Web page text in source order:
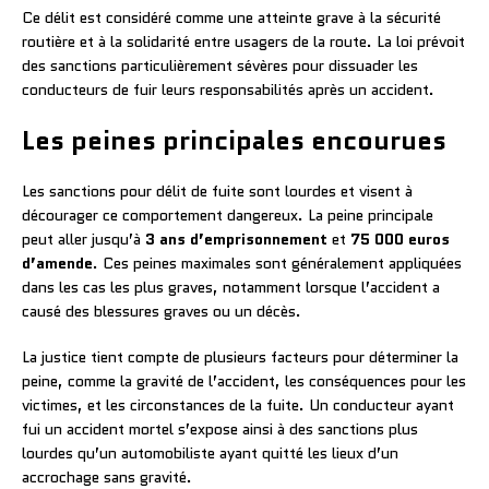
Ce délit est considéré comme une atteinte grave à la sécurité
routière et à la solidarité entre usagers de la route. La loi prévoit
des sanctions particulièrement sévères pour dissuader les
conducteurs de fuir leurs responsabilités après un accident.
Les peines principales encourues
Les sanctions pour délit de fuite sont lourdes et visent à
décourager ce comportement dangereux. La peine principale
peut aller jusqu’à 3 ans d’emprisonnement et 75 000 euros
d’amende. Ces peines maximales sont généralement appliquées
dans les cas les plus graves, notamment lorsque l’accident a
causé des blessures graves ou un décès.
La justice tient compte de plusieurs facteurs pour déterminer la
peine, comme la gravité de l’accident, les conséquences pour les
victimes, et les circonstances de la fuite. Un conducteur ayant
fui un accident mortel s’expose ainsi à des sanctions plus
lourdes qu’un automobiliste ayant quitté les lieux d’un
accrochage sans gravité.